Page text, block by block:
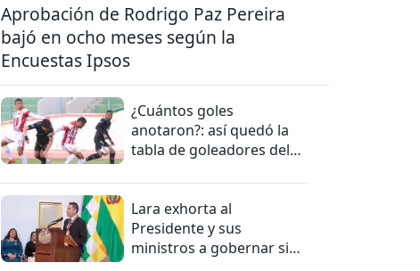
Aprobación de Rodrigo Paz Pereira
bajó en ocho meses según la
Encuestas Ipsos
¿Cuántos goles
anotaron?: así quedó la
tabla de goleadores del
Lara exhorta al
Presidente y sus
ministros a gobernar sin